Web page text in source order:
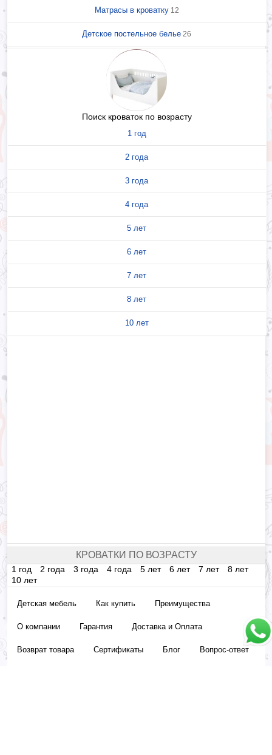
Матрасы в кроватку12
Детское постельное белье 26
Поиск кроваток по возрасту
1 год
2 года
3 года
4 года
5 лет
6 лет
7 лет
8 лет
10 лет
КРОВАТКИ ПО ВОЗРАСТУ
1 год 2 года 3 года 4 года 5 лет 6 лет 7 лет
8 лет
10 лет
Детская мебель Как купить Преимущества
О компании Гарантия Доставка и Оплата
Возврат товара Сертификаты Блог Вопрос-ответ